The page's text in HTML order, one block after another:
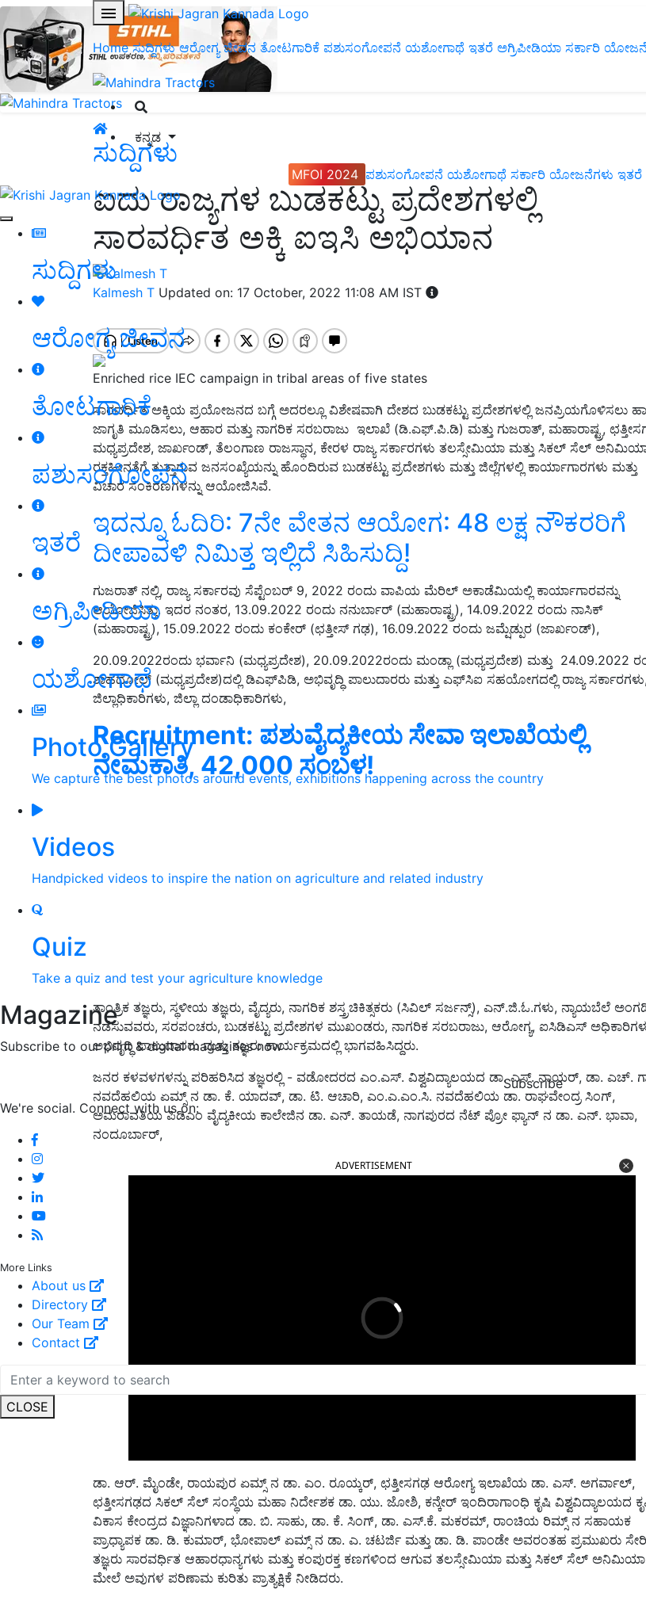
Home ಸುದ್ದಿಗಳು ಆರೋಗ್ಯ ಜೀವನ ತೋಟಗಾರಿಕೆ ಪಶುಸಂಗೋಪನೆ ಯಶೋಗಾಥೆ ಇತರೆ ಅಗ್ರಿಪೀಡಿಯಾ ಸರ್ಕಾರಿ
ಕನ್ನಡ
MFOI 2024 ಪಶುಸಂಗೋಪನೆ ಯಶೋಗಾಥೆ ಸರ್ಕಾರಿ ಯೋಜನೆಗಳು ಇತರೆ
ಸುದ್ದಿಗಳು
ಆರೋಗ್ಯ ಜೀವನ
ತೋಟಗಾರಿಕೆ
ಪಶುಸಂಗೋಪನೆ
ಇತರೆ
ಅಗ್ರಿಪೀಡಿಯಾ
ಯಶೋಗಾಥೆ
Photo Gallery
We capture the best photos around events, exhibitions happening across the country
Videos
Handpicked videos to inspire the nation on agriculture and related industry
Quiz
Take a quiz and test your agriculture knowledge
Magazine
Subscribe to our print & digital magazines now
Subscribe
We're social. Connect with us on:
More Links
About us
Directory
Our Team
Contact
CLOSE
ಸುದ್ದಿಗಳು
ಐದು ರಾಜ್ಯಗಳ ಬುಡಕಟ್ಟು ಪ್ರದೇಶಗಳಲ್ಲಿ
ಸಾರವರ್ಧಿತ ಅಕ್ಕಿ ಐಇಸಿ ಅಭಿಯಾನ
Kalmesh T Updated on: 17 October, 2022 11:08 AM IST
Enriched rice IEC campaign in tribal areas of five states
ಸಾರವರ್ಧಿತ ಅಕ್ಕಿಯ ಪ್ರಯೋಜನದ ಬಗ್ಗೆ ಅದರಲ್ಲೂ ವಿಶೇಷವಾಗಿ ದೇಶದ ಬುಡಕಟ್ಟು ಪ್ರದೇಶಗಳಲ್ಲಿ ಜನಪ್ರಿಯಗೊಳಿಸಲು
ಜಾಗೃತಿ ಮೂಡಿಸಲು, ಆಹಾರ ಮತ್ತು ನಾಗರಿಕ ಸರಬರಾಜು ಇಲಾಖೆ (ಡಿ.ಎಫ್.ಪಿ.ಡಿ) ಮತ್ತು ಗುಜರಾತ್, ಮಹಾರಾಷ್ಟ್ರ,
ಮಧ್ಯಪ್ರದೇಶ, ಜಾರ್ಖಂಡ್, ತೆಲಂಗಾಣ ರಾಜಸ್ಥಾನ, ಕೇರಳ ರಾಜ್ಯ ಸರ್ಕಾರಗಳು ತಲಸ್ಸೇಮಿಯಾ ಮತ್ತು ಸಿಕಲ್ ಸೆಲ್
ರಕ್ತಹೀನತೆಗೆ ತುತ್ತಾಗುವ ಜನಸಂಖ್ಯೆಯನ್ನು ಹೊಂದಿರುವ ಬುಡಕಟ್ಟು ಪ್ರದೇಶಗಳು ಮತ್ತು ಜಿಲ್ಲೆಗಳಲ್ಲಿ ಕಾರ್ಯಾಗಾರಗಳು ಮತ್ತು
ವಿಚಾರ ಸಂಕಿರಣಗಳನ್ನು ಆಯೋಜಿಸಿವೆ.
ಇದನ್ನೂ ಓದಿರಿ: 7ನೇ ವೇತನ ಆಯೋಗ: 48 ಲಕ್ಷ ನೌಕರರಿಗೆ
ದೀಪಾವಳಿ ನಿಮಿತ್ತ ಇಲ್ಲಿದೆ ಸಿಹಿಸುದ್ದಿ!
ಗುಜರಾತ್ ನಲ್ಲಿ, ರಾಜ್ಯ ಸರ್ಕಾರವು ಸೆಪ್ಟೆಂಬರ್ 9, 2022 ರಂದು ವಾಪಿಯ ಮೆರಿಲ್ ಅಕಾಡೆಮಿಯಲ್ಲಿ ಕಾರ್ಯಾಗಾರವನ್ನು
ಆಯೋಜಿಸಿತ್ತು. ಇದರ ನಂತರ, 13.09.2022 ರಂದು ನನುರ್ಬಾರ್ (ಮಹಾರಾಷ್ಟ್ರ), 14.09.2022 ರಂದು ನಾಸಿಕ್
(ಮಹಾರಾಷ್ಟ್ರ), 15.09.2022 ರಂದು ಕಂಕೇರ್ (ಛತ್ತೀಸ್ ಗಢ), 16.09.2022 ರಂದು ಜಮ್ಷೆಡ್ಪುರ (ಜಾರ್ಖಂಡ್),
20.09.2022ರಂದು ಭರ್ವಾನಿ (ಮಧ್ಯಪ್ರದೇಶ), 20.09.2022ರಂದು ಮಂಡ್ಲಾ (ಮಧ್ಯಪ್ರದೇಶ) ಮತ್ತು 24.09.2022
ಶಾಹದೋಲ್ (ಮಧ್ಯಪ್ರದೇಶ)ದಲ್ಲಿ ಡಿಎಫ್‌ಪಿಡಿ, ಅಭಿವೃದ್ಧಿ ಪಾಲುದಾರರು ಮತ್ತು ಎಫ್‌ಸಿಐ ಸಹಯೋಗದಲ್ಲಿ ರಾಜ್ಯ ಸರ್ಕಾರಗಳು,
ಜಿಲ್ಲಾಧಿಕಾರಿಗಳು, ಜಿಲ್ಲಾ ದಂಡಾಧಿಕಾರಿಗಳು,
Recruitment: ಪಶುವೈದ್ಯಕೀಯ ಸೇವಾ ಇಲಾಖೆಯಲ್ಲಿ
ನೇಮಕಾತಿ, 42,000 ಸಂಬಳ!
ತಾಂತ್ರಿಕ ತಜ್ಞರು, ಸ್ಥಳೀಯ ತಜ್ಞರು, ವೈದ್ಯರು, ನಾಗರಿಕ ಶಸ್ತ್ರಚಿಕಿತ್ಸಕರು (ಸಿವಿಲ್ ಸರ್ಜನ್ಸ್), ಎನ್.ಜಿ.ಓ.ಗಳು, ನ್ಯಾಯಬೆಲೆ
ನಡೆಸುವವರು, ಸರಪಂಚರು, ಬುಡಕಟ್ಟು ಪ್ರದೇಶಗಳ ಮುಖಂಡರು, ನಾಗರಿಕ ಸರಬರಾಜು, ಆರೋಗ್ಯ, ಐಸಿಡಿಎಸ್
ಅಭಿವೃದ್ಧಿ ಪಾಲುದಾರರು ಮತ್ತು ತಜ್ಞರು ಕಾರ್ಯಕ್ರಮದಲ್ಲಿ ಭಾಗವಹಿಸಿದ್ದರು.
ಜನರ ಕಳವಳಗಳನ್ನು ಪರಿಹರಿಸಿದ ತಜ್ಞರಲ್ಲಿ - ವಡೋದರದ ಎಂ.ಎಸ್. ವಿಶ್ವವಿದ್ಯಾಲಯದ ಡಾ. ಎಸ್. ನಾಯರ್, ಡಾ. ಎಚ್.
ನವದೆಹಲಿಯ ಏಮ್ಸ್ ನ ಡಾ. ಕೆ. ಯಾದವ್, ಡಾ. ಟಿ. ಆಚಾರಿ, ಎಂ.ಎ.ಎಂ.ಸಿ. ನವದೆಹಲಿಯ ಡಾ. ರಾಘವೇಂದ್ರ ಸಿಂಗ್,
ಅಮರಾವತಿಯ ಪಿಡಿಎಂ ವೈದ್ಯಕೀಯ ಕಾಲೇಜಿನ ಡಾ. ಎನ್. ತಾಯಡೆ, ನಾಗಪುರದ ನೆಟ್ ಪ್ರೋ ಫ್ಯಾನ್ ನ ಡಾ. ಎನ್. ಭಾವಾ,
ನಂದೂರ್ಬಾರ್,
ADVERTISEMENT
ಡಾ. ಆರ್. ಮೈಂಡೇ, ರಾಯಪುರ ಏಮ್ಸ್ ನ ಡಾ. ಎಂ. ರೂಯ್ಕರ್, ಛತ್ತೀಸಗಢ ಆರೋಗ್ಯ ಇಲಾಖೆಯ ಡಾ. ಎಸ್. ಅಗರ್ವಾಲ್,
ಛತ್ತೀಸಗಢದ ಸಿಕಲ್ ಸೆಲ್ ಸಂಸ್ಥೆಯ ಮಹಾ ನಿರ್ದೇಶಕ ಡಾ. ಯು. ಜೋಶಿ, ಕನ್ಕೇರ್ ಇಂದಿರಾಗಾಂಧಿ ಕೃಷಿ ವಿಶ್ವವಿದ್ಯಾಲಯದ
ವಿಕಾಸ ಕೇಂದ್ರದ ವಿಜ್ಞಾನಿಗಳಾದ ಡಾ. ಬಿ. ಸಾಹು, ಡಾ. ಕೆ. ಸಿಂಗ್, ಡಾ. ಎಸ್.ಕೆ. ಮಕರಮ್, ರಾಂಚಿಯ ರಿಮ್ಸ್ ನ ಸಹಾಯಕ
ಪ್ರಾಧ್ಯಾಪಕ ಡಾ. ಡಿ. ಕುಮಾರ್, ಭೋಪಾಲ್ ಏಮ್ಸ್ ನ ಡಾ. ಎ. ಚಟರ್ಜಿ ಮತ್ತು ಡಾ. ಡಿ. ಪಾಂಡೇ ಅವರಂತಹ ಪ್ರಮುಖರು
ತಜ್ಞರು ಸಾರವರ್ಧಿತ ಆಹಾರಧಾನ್ಯಗಳು ಮತ್ತು ಕಂಪುರಕ್ತ ಕಣಗಳಿಂದ ಆಗುವ ತಲಸ್ಸೇಮಿಯಾ ಮತ್ತು ಸಿಕಲ್ ಸೆಲ್ ಅನಿಮಿಯಾ
ಮೇಲೆ ಅವುಗಳ ಪರಿಣಾಮ ಕುರಿತು ಪ್ರಾತ್ಯಕ್ಷಿಕೆ ನೀಡಿದರು.